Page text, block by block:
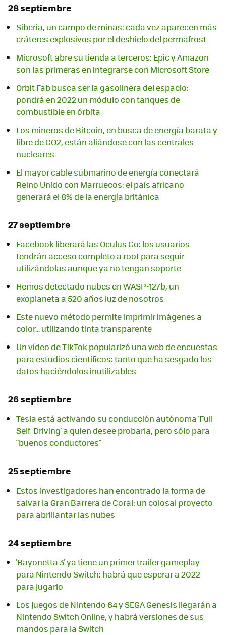
28 septiembre
Siberia, un campo de minas: cada vez aparecen más
cráteres explosivos por el deshielo del permafrost
Microsoft abre su tienda a terceros: Epic y Amazon
son las primeras en integrarse con Microsoft Store
Orbit Fab busca ser la gasolinera del espacio:
pondrá en 2022 un módulo con tanques de
combustible en órbita
Los mineros de Bitcoin, en busca de energía barata y
libre de CO2, están aliándose con las centrales
nucleares
El mayor cable submarino de energía conectará
Reino Unido con Marruecos: el país africano
generará el 8% de la energía británica
27 septiembre
Facebook liberará las Oculus Go: los usuarios
tendrán acceso completo a root para seguir
utilizándolas aunque ya no tengan soporte
Hemos detectado nubes en WASP-127b, un
exoplaneta a 520 años luz de nosotros
Este nuevo método permite imprimir imágenes a
color... utilizando tinta transparente
Un vídeo de TikTok popularizó una web de encuestas
para estudios científicos: tanto que ha sesgado los
datos haciéndolos inutilizables
26 septiembre
Tesla está activando su conducción autónoma 'Full
Self-Driving' a quien desee probarla, pero sólo para
"buenos conductores"
25 septiembre
Estos investigadores han encontrado la forma de
salvar la Gran Barrera de Coral: un colosal proyecto
para abrillantar las nubes
24 septiembre
'Bayonetta 3' ya tiene un primer trailer gameplay
para Nintendo Switch: habrá que esperar a 2022
para jugarlo
Los juegos de Nintendo 64 y SEGA Genesis llegarán a
Nintendo Switch Online, y habrá versiones de sus
mandos para la Switch